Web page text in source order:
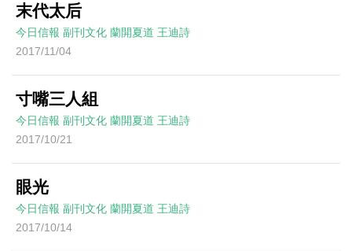
末代太后
今日信報 副刊文化 蘭開夏道 王迪詩
2017/11/04
寸嘴三人組
今日信報 副刊文化 蘭開夏道 王迪詩
2017/10/21
眼光
今日信報 副刊文化 蘭開夏道 王迪詩
2017/10/14